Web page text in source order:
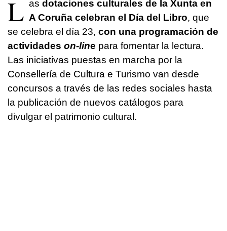
L as dotaciones culturales de la Xunta en
A Coruña celebran el Día del Libro, que
se celebra el día 23, con una programación de
actividades on-line para fomentar la lectura.
Las iniciativas puestas en marcha por la
Consellería de Cultura e Turismo van desde
concursos a través de las redes sociales hasta
la publicación de nuevos catálogos para
divulgar el patrimonio cultural.